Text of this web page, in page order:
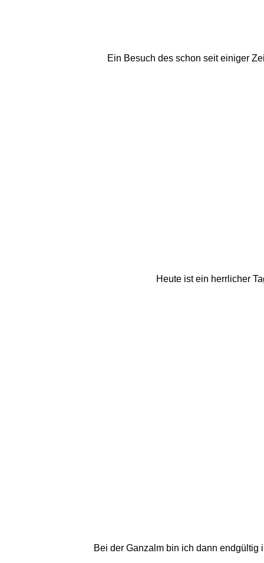
Ein Besuch des schon seit einiger
Heute ist ein herrlicher
Bei der Ganzalm bin ich dann